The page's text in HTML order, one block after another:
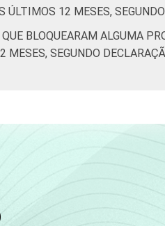
ÚLTIMOS 12 MESES,
BLOQUEARAM ALGUMA
SEGUNDO